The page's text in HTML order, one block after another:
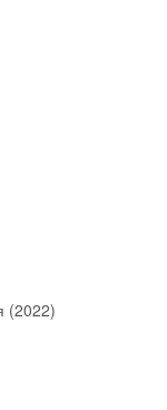
(2022)